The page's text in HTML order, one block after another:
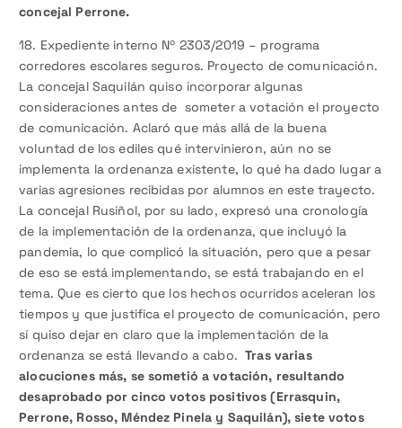
concejal Perrone.
18. Expediente interno Nº 2303/2019 – programa
corredores escolares seguros. Proyecto de comunicación.
La concejal Saquilán quiso incorporar algunas
consideraciones antes de someter a votación el proyecto
de comunicación. Aclaró que más allá de la buena
voluntad de los ediles qué intervinieron, aún no se
implementa la ordenanza existente, lo qué ha dado lugar a
varias agresiones recibidas por alumnos en este trayecto.
La concejal Rusiñol, por su lado, expresó una cronología
de la implementación de la ordenanza, que incluyó la
pandemia, lo que complicó la situación, pero que a pesar
de eso se está implementando, se está trabajando en el
tema. Que es cierto que los hechos ocurridos aceleran los
tiempos y que justifica el proyecto de comunicación, pero
sí quiso dejar en claro que la implementación de la
ordenanza se está llevando a cabo.Tras varias
alocuciones más, se sometió a votación, resultando
desaprobado por cinco votos positivos (Errasquin,
Perrone, Rosso, Méndez Pinela y Saquilán), siete votos